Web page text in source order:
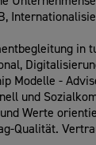
in
Modelle -
und
Werte
Qualität.